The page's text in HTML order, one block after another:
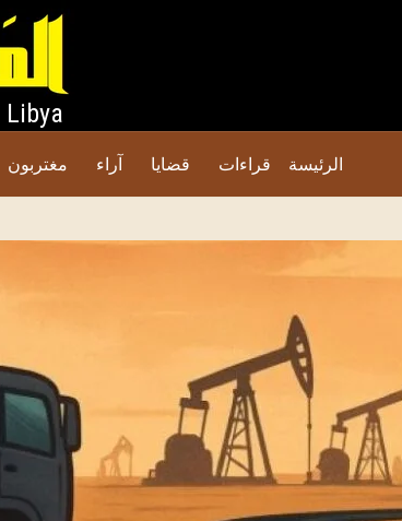
Libya
الرئيسة قراءات قضايا آراء مغتربون